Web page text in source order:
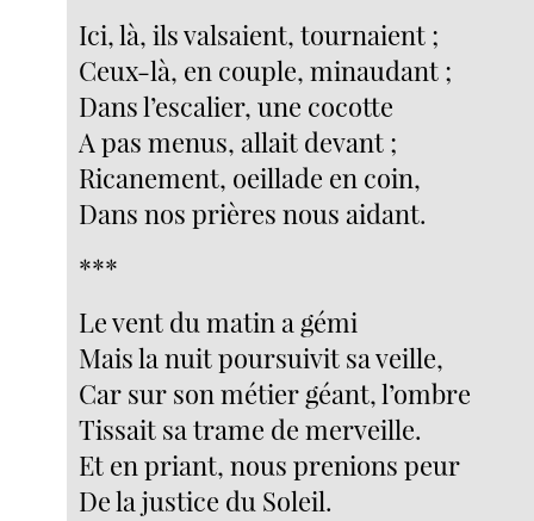
Ici, là, ils valsaient, tournaient ;
Ceux-là, en couple, minaudant ;
Dans l’escalier, une cocotte
A pas menus, allait devant ;
Ricanement, oeillade en coin,
Dans nos prières nous aidant.
***
Le vent du matin a gémi
Mais la nuit poursuivit sa veille,
Car sur son métier géant, l’ombre
Tissait sa trame de merveille.
Et en priant, nous prenions peur
De la justice du Soleil.